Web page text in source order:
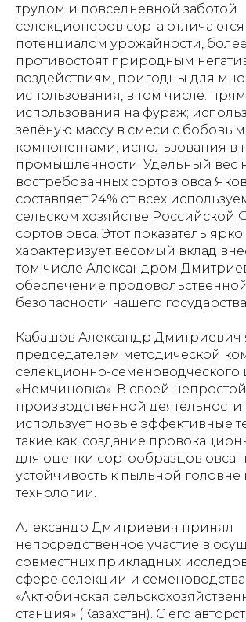
трудом и повседневной заботой
селекционеров сорта
потенциалом урожайности,
противостоят природным
воздействиям, пригодны для
использования, в том числе:
использования на фураж;
зелёную массу в смеси с
компонентами; использования в
промышленности. Удельный вес
востребованных сортов овса
составляет 24% от всех
сельском хозяйстве Российской
сортов овса. Этот показатель ярко
характеризует весомый вклад
том числе Александром
обеспечение продовольственной
безопасности нашего государства.
Кабашов Александр Дмитриевич
председателем методической
селекционно-
«Немчиновка». В своей
производственной деятельности
использует новые эффективные
такие как, создание
для оценки сортообразцов овса
устойчивость к пыльной головне
технологии.
Александр Дмитриевич принял
непосредственное участие в
совместных прикладных
сфере селекции и
«Актюбинская
станция» (Казахстан). С его